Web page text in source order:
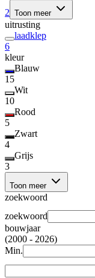
2 Toon meer
uitrusting
laadklep
6
kleur
Blauw
15
Wit
10
Rood
5
Zwart
4
Grijs
3
Toon meer
zoekwoord
zoekwoord
bouwjaar
(2000 - 2026)
Min.